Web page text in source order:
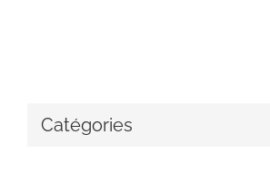
Catégories